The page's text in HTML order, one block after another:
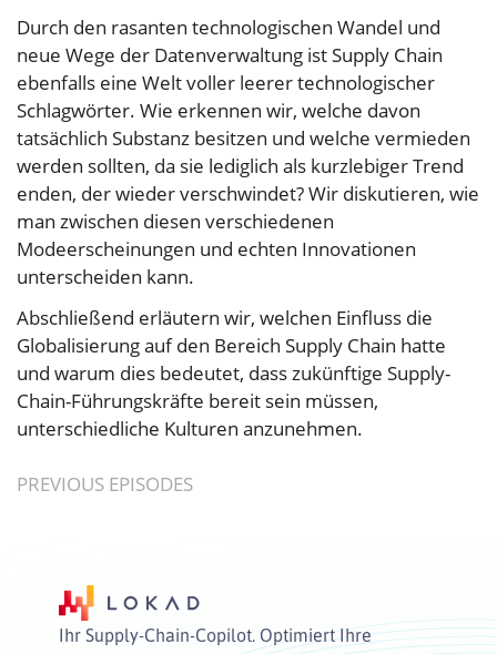
Durch den rasanten technologischen Wandel und
neue Wege der Datenverwaltung ist Supply Chain
ebenfalls eine Welt voller leerer technologischer
Schlagwörter. Wie erkennen wir, welche davon
tatsächlich Substanz besitzen und welche vermieden
werden sollten, da sie lediglich als kurzlebiger Trend
enden, der wieder verschwindet? Wir diskutieren, wie
man zwischen diesen verschiedenen
Modeerscheinungen und echten Innovationen
unterscheiden kann.
Abschließend erläutern wir, welchen Einfluss die
Globalisierung auf den Bereich Supply Chain hatte
und warum dies bedeutet, dass zukünftige Supply-
Chain-Führungskräfte bereit sein müssen,
unterschiedliche Kulturen anzunehmen.
PREVIOUS EPISODES
Ihr Supply-Chain-Copilot. Optimiert Ihre